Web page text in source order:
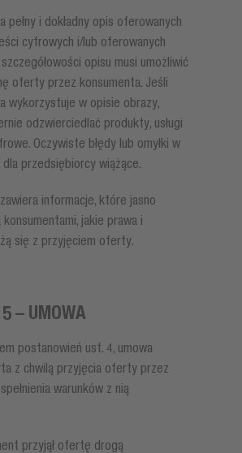
pełny i dokładny opis oferowanych
cyfrowych i/lub oferowanych
szczegółowości opisu musi umożliwić
oferty przez konsumenta. Jeśli
wykorzystuje w opisie obrazy,
odzwierciedlać produkty, usługi
Oczywiste błędy lub omyłki w
przedsiębiorcy wiążące.
informacje, które jasno
jakie prawa i
się z przyjęciem oferty.
– UMOWA
postanowień ust. 4, umowa
z chwilą przyjęcia oferty przez
warunków z nią
przyjął ofertę drogą